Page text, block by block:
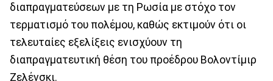
διαπραγματεύσεων με τη Ρωσία με στόχο τον
τερματισμό του πολέμου, καθώς εκτιμούν ότι οι
τελευταίες εξελίξεις ενισχύουν τη
διαπραγματευτική θέση του προέδρου Βολοντίμιρ
Ζελένσκι.